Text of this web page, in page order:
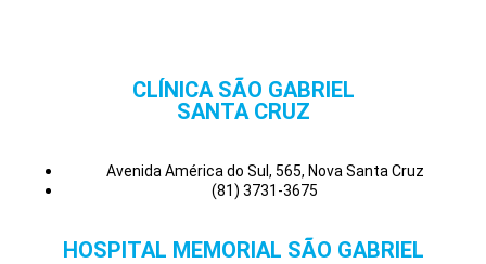
CLÍNICA SÃO GABRIEL
SANTA CRUZ
Avenida América do Sul, 565, Nova Santa Cruz
(81) 3731-3675
HOSPITAL MEMORIAL SÃO GABRIEL